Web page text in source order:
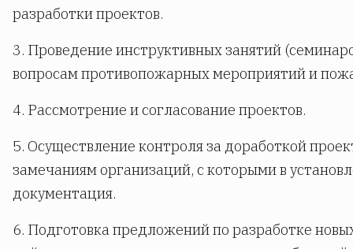
разработки проектов.
3. Проведение инструктивных занятий
вопросам противопожарных мероприятий и
4. Рассмотрение и согласование проектов.
5. Осуществление контроля за доработкой
замечаниям организаций, с которыми в
документация.
6. Подготовка предложений по разработке